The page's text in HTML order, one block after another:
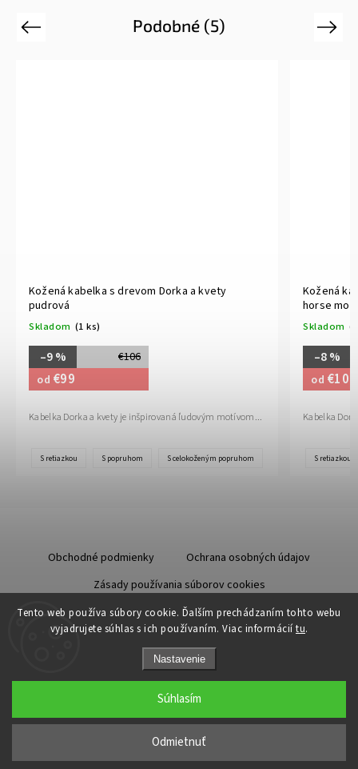
Tento web používa súbory cookie. Ďalším prechádzaním tohto webu
vyjadrujete súhlas s ich používaním. Viac informácií tu.
Nastavenie
Odmietnuť
Súhlasím
Podobné (5)
Previous
Kožená kabelka s drevom Dorka a kvety
pudrová
Skladom (1 ks)
€106
–9 %
od €99
Kabelka Dorka a kvety je inšpirovaná ľudovým motívom...
S retiazkou S popruhom S celokoženým popruhom
Kožená
horse
Skladom
–8 %
od €100
Kabelka
S retiazkou
Next
Obchodné podmienky
Ochrana osobných údajov
Zásady používania súborov cookies
Starostlivosť o kožu
Upraviť nastavenie cookies
Grafický návrh vytvořil a nakódoval